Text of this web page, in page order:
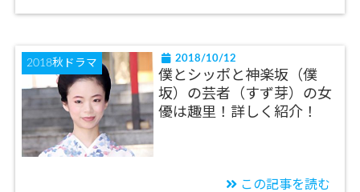
2018秋ドラマ 2018/10/12
僕とシッポと神楽坂（僕
坂）の芸者（すず芽）の女
優は趣里！詳しく紹介！
この記事を読む